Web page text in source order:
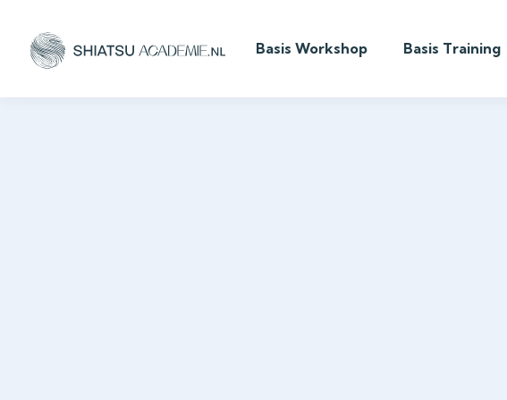
Basis Workshop Basis Training